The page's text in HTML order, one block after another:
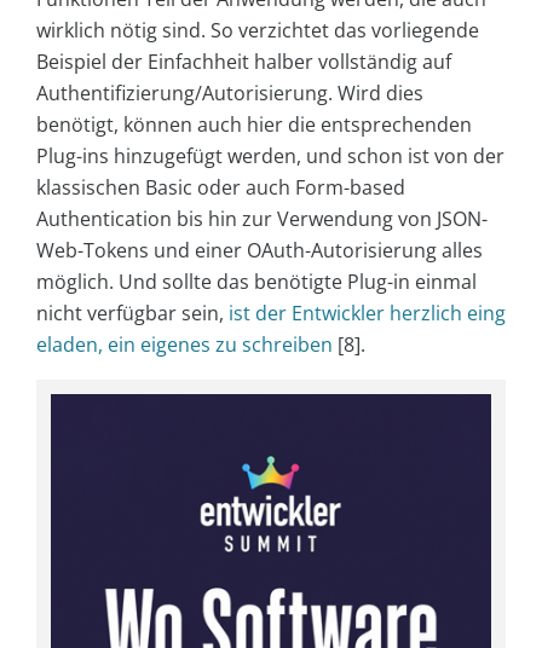
wirklich nötig sind. So verzichtet das vorliegende
Beispiel der Einfachheit halber vollständig auf
Authentifizierung/Autorisierung. Wird dies
benötigt, können auch hier die entsprechenden
Plug-ins hinzugefügt werden, und schon ist von der
klassischen Basic oder auch Form-based
Authentication bis hin zur Verwendung von JSON-
Web-Tokens und einer OAuth-Autorisierung alles
möglich. Und sollte das benötigte Plug-in einmal
nicht verfügbar sein, ist der Entwickler herzlich eing
eladen, ein eigenes zu schreiben [8].